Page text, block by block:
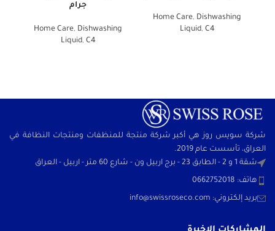
Home Care, Dishwashing
Liquid, C4
جرام
Home Care, Dishwashing
Liquid, C4
شركة سويس روز هي أكبر شركة منتجة للمنظفات ومنتجات النظافة في
العراق، تأسست عام 2019.
شقة 1 و 2 - الطابق 23 - برج اربيل ون - شارع 60 متر - اربيل - العراق
هاتف: 0662752018
بريد إلكتروني: info@swissroseco.com